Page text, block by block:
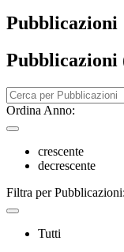
Pubblicazioni
Pubblicazioni
Ordina Anno:
crescente
decrescente
Filtra per Pubblicazioni:
Tutti